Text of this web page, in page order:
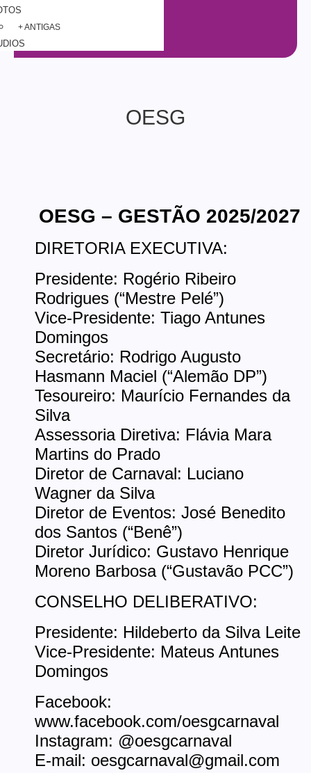
+ ANTIGAS
OESG
OESG – GESTÃO 2025/2027
DIRETORIA EXECUTIVA:
Presidente: Rogério Ribeiro
Rodrigues (“Mestre Pelé”)
Vice-Presidente: Tiago Antunes
Domingos
Secretário: Rodrigo Augusto
Hasmann Maciel (“Alemão DP”)
Tesoureiro: Maurício Fernandes da
Silva
Assessoria Diretiva: Flávia Mara
Martins do Prado
Diretor de Carnaval: Luciano
Wagner da Silva
Diretor de Eventos: José Benedito
dos Santos (“Benê”)
Diretor Jurídico: Gustavo Henrique
Moreno Barbosa (“Gustavão PCC”)
CONSELHO DELIBERATIVO:
Presidente: Hildeberto da Silva Leite
Vice-Presidente: Mateus Antunes
Domingos
Facebook:
www.facebook.com/oesgcarnaval
Instagram: @oesgcarnaval
E-mail: oesgcarnaval@gmail.com